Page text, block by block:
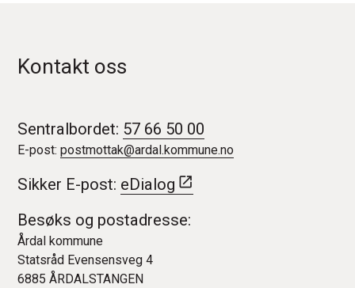
Kontakt oss
Sentralbordet: 57 66 50 00
E-post:postmottak@ardal.kommune.no
Sikker E-post: eDialog
Besøks og postadresse:
Årdal kommune
Statsråd Evensensveg 4
6885 ÅRDALSTANGEN